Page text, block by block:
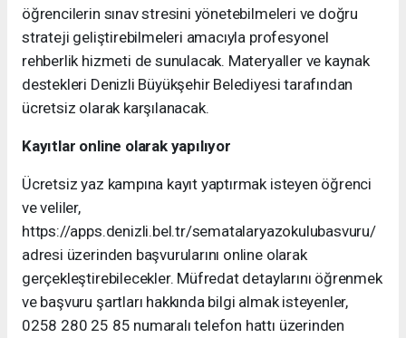
öğrencilerin sınav stresini yönetebilmeleri ve doğru
strateji geliştirebilmeleri amacıyla profesyonel
rehberlik hizmeti de sunulacak. Materyaller ve kaynak
destekleri Denizli Büyükşehir Belediyesi tarafından
ücretsiz olarak karşılanacak.
Kayıtlar online olarak yapılıyor
Ücretsiz yaz kampına kayıt yaptırmak isteyen öğrenci
ve veliler,
https://apps.denizli.bel.tr/sematalaryazokulubasvuru/
adresi üzerinden başvurularını online olarak
gerçekleştirebilecekler. Müfredat detaylarını öğrenmek
ve başvuru şartları hakkında bilgi almak isteyenler,
0258 280 25 85 numaralı telefon hattı üzerinden